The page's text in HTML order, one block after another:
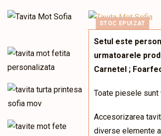
STOC EPUIZAT
Setul este
urmatoarele
Carnetel ;
Toate piesele sunt
Accesorizarea
diverse elemente